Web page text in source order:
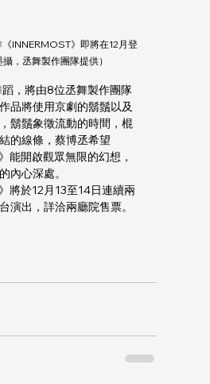
INNERMOST》即將在12月登
，丞舞製作團隊提供）
，將由8位丞舞製作團隊
品將使用京劇的鬍鬚以及
鬍鬚象徵流動的時間，棍
的線條，蔡博丞希望
能開啟觀眾無限的幻想，
內心深處。
將於12月13至14日連續兩
演出，詳洽兩廳院售票。